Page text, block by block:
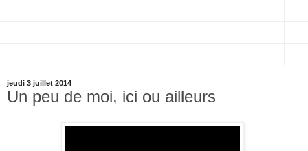
jeudi 3 juillet 2014
Un peu de moi, ici ou ailleurs